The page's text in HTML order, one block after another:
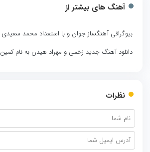
آهنگ های بیشتر از
بیوگرافی آهنگساز جوان و با استعداد محمد سعیدی
دانلود آهنگ جدید زخمی و مهراد هیدن به نام کمین
نظرات